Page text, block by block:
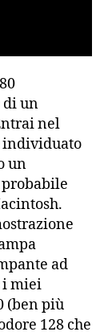
di un
nel
individuato
un
ad
i miei
(ben più
128 che